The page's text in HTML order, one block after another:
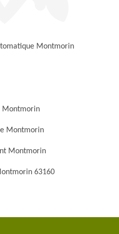
Montmorin
Montmorin
Montmorin
Montmorin
63160